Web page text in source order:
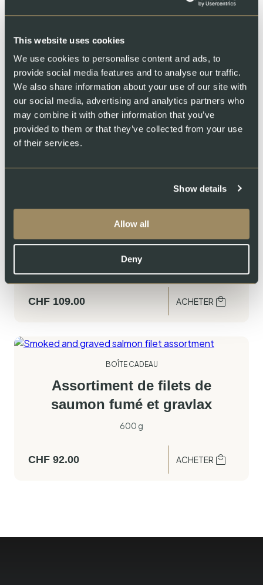
This website uses cookies
We use cookies to personalise content and ads, to
provide social media features and to analyse our traffic.
We also share information about your use of our site with
our social media, advertising and analytics partners who
may combine it with other information that you’ve
provided to them or that they’ve collected from your use
of their services.
Show details
Allow all
Deny
Filet de saumon fumé avec
Bianco Rovere
500 g
CHF112.00
Saumon gravlax à l’aneth et
Rosato Rovere
500 g
CHF 109.00 ACHETER
BOÎTE CADEAU
Assortiment de filets de
saumon fumé et gravlax
600 g
CHF 92.00 ACHETER